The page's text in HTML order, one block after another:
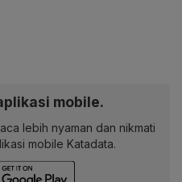
mobile.
lebih nyaman dan nikmati
mobile Katadata.